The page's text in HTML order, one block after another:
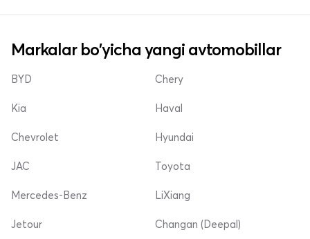
Markalar bo'yicha yangi avtomobillar
BYD
Kia
Chevrolet
Chery
Haval
Hyundai
JAC
Mercedes-Benz
Jetour
Toyota
LiXiang
Changan (Deepal)